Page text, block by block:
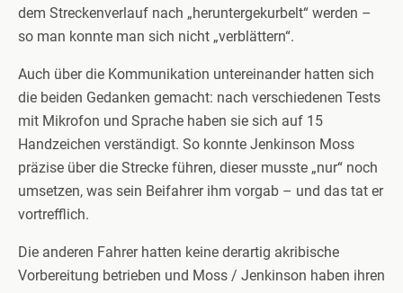
dem Streckenverlauf nach „heruntergekurbelt“ werden –
so man konnte man sich nicht „verblättern“.
Auch über die Kommunikation untereinander hatten sich
die beiden Gedanken gemacht: nach verschiedenen Tests
mit Mikrofon und Sprache haben sie sich auf 15
Handzeichen verständigt. So konnte Jenkinson Moss
präzise über die Strecke führen, dieser musste „nur“ noch
umsetzen, was sein Beifahrer ihm vorgab – und das tat er
vortrefflich.
Die anderen Fahrer hatten keine derartig akribische
Vorbereitung betrieben und Moss / Jenkinson haben ihren